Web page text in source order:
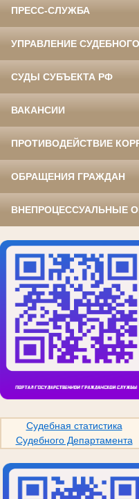
ПРЕСС-СЛУЖБА
УПРАВЛЕНИЕ
СУДЫ СУБЪЕКТА РФ
ВАКАНСИИ
ПРОТИВОДЕЙСТВИЕ
ОБРАЩЕНИЯ ГРАЖДАН
ВНЕПРОЦЕССУАЛЬНЫЕ
Судебная статистика
Судебного Департамента